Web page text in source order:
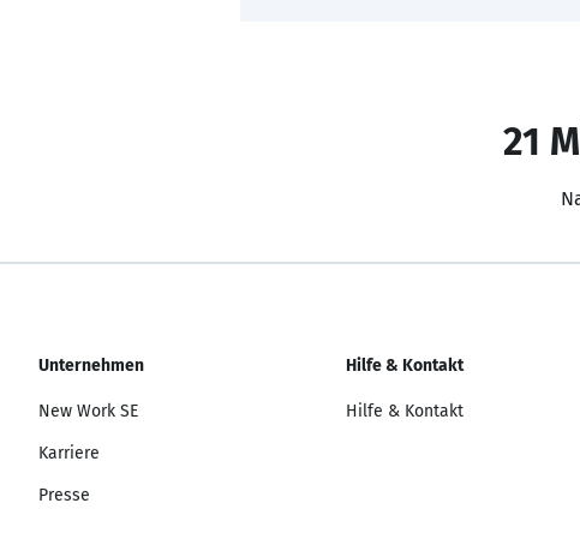
21
Unternehmen
New Work SE
Karriere
Presse
Hilfe & Kontakt
Hilfe & Kontakt